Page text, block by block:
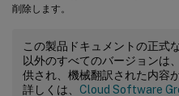
削除します。
この製品ドキュメントの正式
以外のすべてのバージョンは
供され、機械翻訳された内容
詳しくは、 Cloud Software